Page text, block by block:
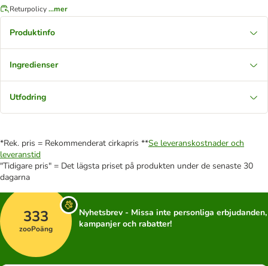
Returpolicy...mer
Produktinfo
Ingredienser
Utfodring
*Rek. pris = Rekommenderat cirkapris **Se leveranskostnader och
leveranstid
"Tidigare pris" = Det lägsta priset på produkten under de senaste 30
dagarna
333
zooPoäng
Nyhetsbrev - Missa inte personliga erbjudanden,
kampanjer och rabatter!